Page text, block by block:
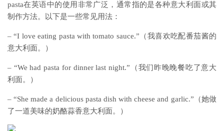
pasta在英语中的使用非常广泛，通常指的是各种意大利面或其
制作方法。以下是一些常见用法：
– “I love eating pasta with tomato sauce.”（我喜欢吃配番茄酱的
意大利面。）
– “We had pasta for dinner last night.”（我们昨晚晚餐吃了意大
利面。）
– “She made a delicious pasta dish with cheese and garlic.”（她做
了一道美味的奶酪蒜香意大利面。）